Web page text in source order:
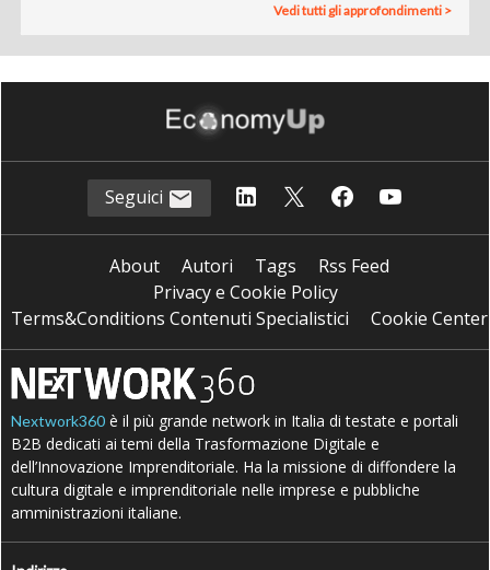
Vedi tutti gli approfondimenti >
Seguici
About Autori Tags
Rss Feed
Privacy e Cookie Policy
Terms&Conditions Contenuti Specialistici
Cookie Center
Nextwork360 è il più grande network in Italia di testate e portali
B2B dedicati ai temi della Trasformazione Digitale e
dell’Innovazione Imprenditoriale. Ha la missione di diffondere la
cultura digitale e imprenditoriale nelle imprese e pubbliche
amministrazioni italiane.